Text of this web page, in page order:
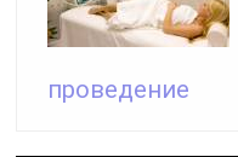
проведение